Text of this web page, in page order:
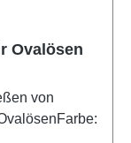
Ovalösen
von